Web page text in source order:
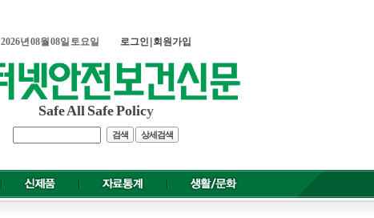
2026년 08월 08일 토요일 로그인 회원가입
Safe All Safe Policy
검색 상세검색